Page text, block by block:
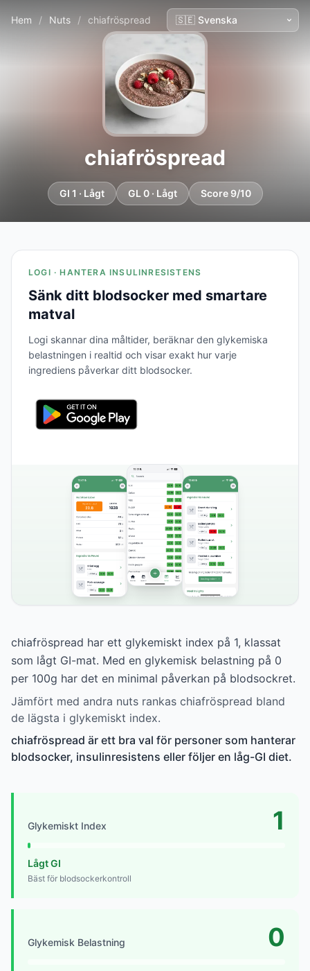
Hem / Nuts / chiafröspread
chiafröspread
GI 1 · Lågt GL 0 · Lågt Score 9/10
LOGI · HANTERA INSULINRESISTENS
Sänk ditt blodsocker med smartare
matval
Logi skannar dina måltider, beräknar den glykemiska
belastningen i realtid och visar exakt hur varje
ingrediens påverkar ditt blodsocker.
chiafröspread har ett glykemiskt index på 1, klassat
som lågt GI-mat. Med en glykemisk belastning på 0
per 100g har det en minimal påverkan på blodsockret.
Jämfört med andra nuts rankas chiafröspread bland
de lägsta i glykemiskt index.
chiafröspread är ett bra val för personer som hanterar
blodsocker, insulinresistens eller följer en låg-GI diet.
Glykemiskt Index 1
Lågt GI
Bäst för blodsockerkontroll
Glykemisk Belastning 0